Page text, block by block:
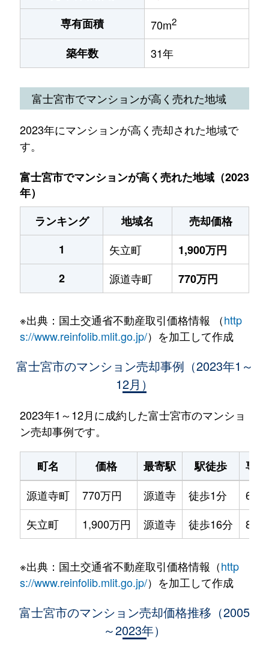
専有面積 70m2
築年数 31年
富士宮市でマンションが高く売れた地域
2023年にマンションが高く売却された地域で
す。
富士宮市でマンションが高く売れた地域（2023
年）
ランキング
地域名
売却価格
1
矢立町
1,900万円
2
源道寺町 770万円
※出典：国土交通省不動産取引価格情報 （http
s://www.reinfolib.mlit.go.jp/）を加工して作成
富士宮市のマンション売却事例（2023年1～
12月）
2023年1～12月に成約した富士宮市のマンショ
ン売却事例です。
町名 価格 最寄駅 駅徒歩
専
源道寺町
770万円 源道寺 徒歩1分
矢立町
1,900万円 源道寺 徒歩16分
※出典：国土交通省不動産取引価格情報（http
s://www.reinfolib.mlit.go.jp/）を加工して作成
富士宮市のマンション売却価格推移（2005
～2023年）